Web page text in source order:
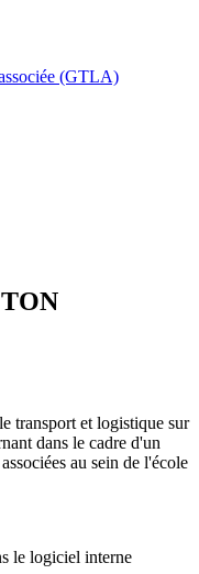
(GTLA)
transport et logistique sur
dans le cadre d'un
associées au sein de l'école
le logiciel interne